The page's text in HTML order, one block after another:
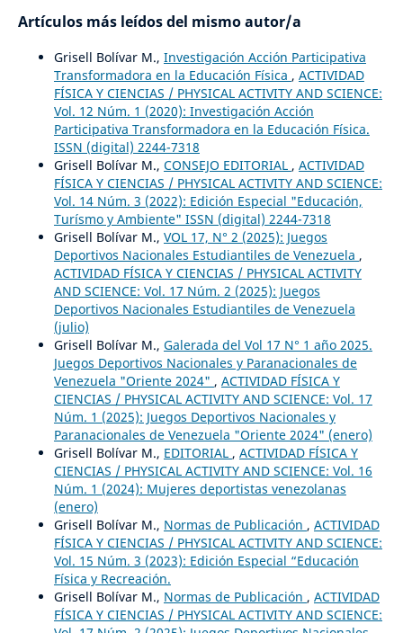
Artículos más leídos del mismo autor/a
Grisell Bolívar M., Investigación Acción Participativa
Transformadora en la Educación Física , ACTIVIDAD
FÍSICA Y CIENCIAS / PHYSICAL ACTIVITY AND SCIENCE:
Vol. 12 Núm. 1 (2020): Investigación Acción
Participativa Transformadora en la Educación Física.
ISSN (digital) 2244-7318
Grisell Bolívar M., CONSEJO EDITORIAL , ACTIVIDAD
FÍSICA Y CIENCIAS / PHYSICAL ACTIVITY AND SCIENCE:
Vol. 14 Núm. 3 (2022): Edición Especial "Educación,
Turísmo y Ambiente" ISSN (digital) 2244-7318
Grisell Bolívar M., VOL 17, N° 2 (2025): Juegos
Deportivos Nacionales Estudiantiles de Venezuela ,
ACTIVIDAD FÍSICA Y CIENCIAS / PHYSICAL ACTIVITY
AND SCIENCE: Vol. 17 Núm. 2 (2025): Juegos
Deportivos Nacionales Estudiantiles de Venezuela
(julio)
Grisell Bolívar M., Galerada del Vol 17 N° 1 año 2025.
Juegos Deportivos Nacionales y Paranacionales de
Venezuela "Oriente 2024" , ACTIVIDAD FÍSICA Y
CIENCIAS / PHYSICAL ACTIVITY AND SCIENCE: Vol. 17
Núm. 1 (2025): Juegos Deportivos Nacionales y
Paranacionales de Venezuela "Oriente 2024" (enero)
Grisell Bolívar M., EDITORIAL , ACTIVIDAD FÍSICA Y
CIENCIAS / PHYSICAL ACTIVITY AND SCIENCE: Vol. 16
Núm. 1 (2024): Mujeres deportistas venezolanas
(enero)
Grisell Bolívar M., Normas de Publicación , ACTIVIDAD
FÍSICA Y CIENCIAS / PHYSICAL ACTIVITY AND SCIENCE:
Vol. 15 Núm. 3 (2023): Edición Especial “Educación
Física y Recreación.
Grisell Bolívar M., Normas de Publicación , ACTIVIDAD
FÍSICA Y CIENCIAS / PHYSICAL ACTIVITY AND SCIENCE: